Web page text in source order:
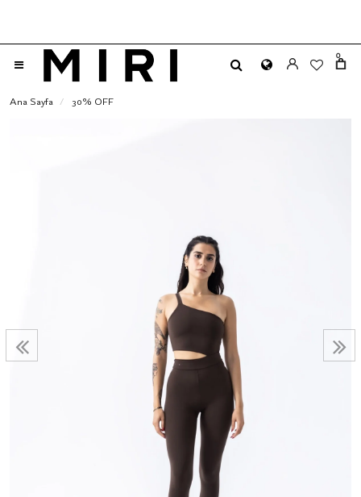
0
Ana Sayfa 30% OFF